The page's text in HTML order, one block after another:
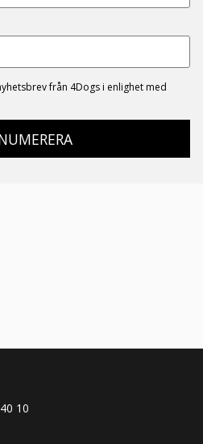
från 4Dogs i enlighet med
10